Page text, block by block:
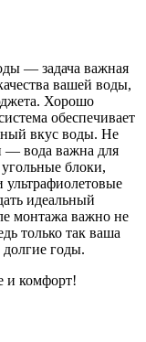
— задача важная
вашей воды,
Хорошо
обеспечивает
вкус воды. Не
— вода важна для
блоки,
ультрафиолетовые
идеальный
монтажа важно не
только так ваша
долгие годы.
и комфорт!